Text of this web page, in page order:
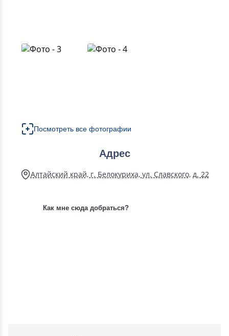
Посмотреть все фотографии
Адрес
Алтайский край, г. Белокуриха, ул. Славского, д. 22
Как мне сюда добраться?